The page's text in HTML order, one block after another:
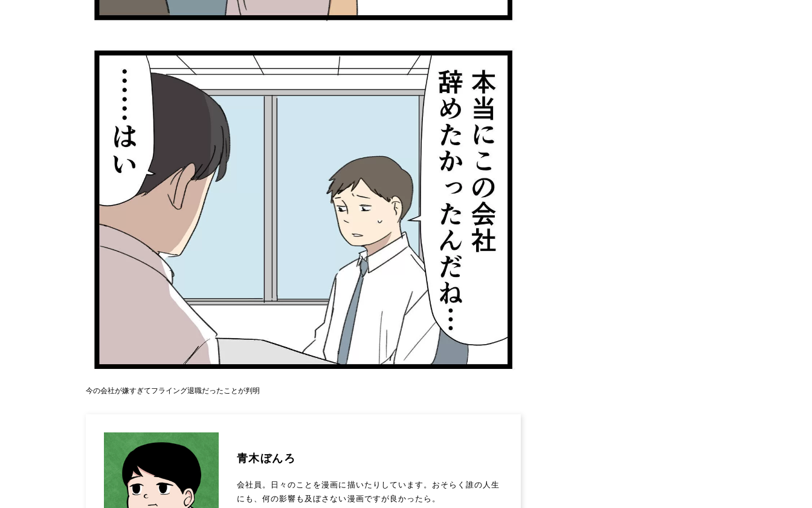
今の会社が嫌すぎてフライング退職だったことが判明
青木ぼんろ
会社員。日々のことを漫画に描いたりしています。おそらく誰の人生
にも、何の影響も及ぼさない漫画ですが良かったら。